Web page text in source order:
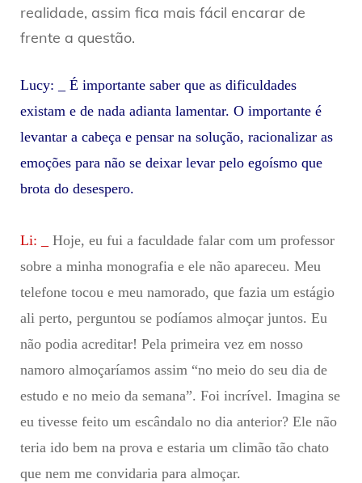
realidade, assim fica mais fácil encarar de
frente a questão.
Lucy: _ É importante saber que as dificuldades
existam e de nada adianta lamentar. O importante é
levantar a cabeça e pensar na solução, racionalizar as
emoções para não se deixar levar pelo egoísmo que
brota do desespero.
Li: _
Hoje, eu fui a faculdade falar com um professor
sobre a minha monografia e ele não apareceu. Meu
telefone tocou e meu namorado, que fazia um estágio
ali perto, perguntou se podíamos almoçar juntos. Eu
não podia acreditar! Pela primeira vez em nosso
namoro almoçaríamos assim “no meio do seu dia de
estudo e no meio da semana”. Foi incrível. Imagina se
eu tivesse feito um escândalo no dia anterior? Ele não
teria ido bem na prova e estaria um climão tão chato
que nem me convidaria para almoçar.